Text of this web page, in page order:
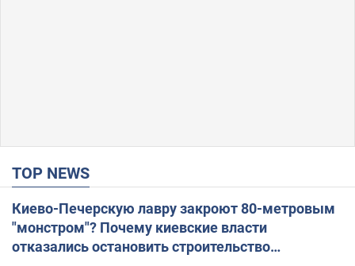
TOP NEWS
Киево-Печерскую лавру закроют 80-метровым
"монстром"? Почему киевские власти
отказались остановить строительство